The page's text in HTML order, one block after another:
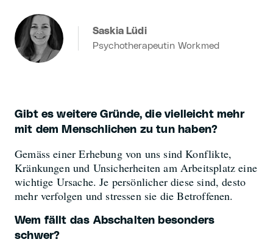
Saskia Lüdi
Psychotherapeutin Workmed
Gibt es weitere Gründe, die vielleicht mehr
mit dem Menschlichen zu tun haben?
Gemäss einer Erhebung von uns sind Konflikte,
Kränkungen und Unsicherheiten am Arbeitsplatz eine
wichtige Ursache. Je persönlicher diese sind, desto
mehr verfolgen und stressen sie die Betroffenen.
Wem fällt das Abschalten besonders
schwer?